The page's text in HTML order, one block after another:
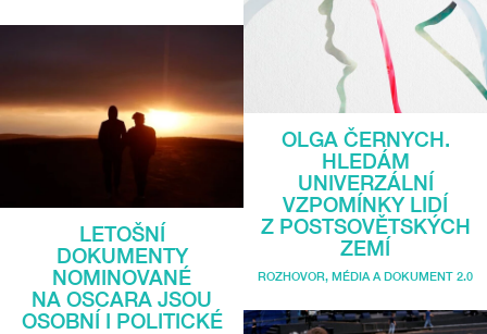
LETOŠNÍ
DOKUMENTY
NOMINOVANÉ
NA OSCARA JSOU
OSOBNÍ I POLITICKÉ
OLGA ČERNYCH.
HLEDÁM
UNIVERZÁLNÍ
VZPOMÍNKY LIDÍ
Z POSTSOVĚTSKÝCH
ZEMÍ
ROZHOVOR, MÉDIA A DOKUMENT 2.0